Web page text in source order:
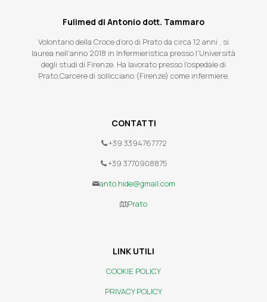
Fulimed di Antonio dott. Tammaro
Volontario della Croce d'oro di Prato da circa 12 anni , si
laurea nell'anno 2018 in Infermieristica presso l'Università
degli studi di Firenze. Ha lavorato presso l'ospedale di
Prato,Carcere di sollicciano (Firenze) come infermiere.
CONTATTI
+39 3394767772
+39 3770908875
anto.hide@gmail.com
Prato
LINK UTILI
COOKIE POLICY
PRIVACY POLICY